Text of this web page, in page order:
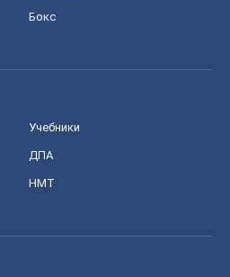
Бокс
Учебники
ДПА
НМТ